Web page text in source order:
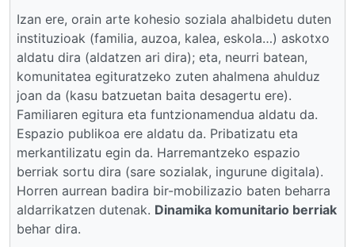
Izan ere, orain arte kohesio soziala ahalbidetu duten
instituzioak (familia, auzoa, kalea, eskola…) askotxo
aldatu dira (aldatzen ari dira); eta, neurri batean,
komunitatea egituratzeko zuten ahalmena ahulduz
joan da (kasu batzuetan baita desagertu ere).
Familiaren egitura eta funtzionamendua aldatu da.
Espazio publikoa ere aldatu da. Pribatizatu eta
merkantilizatu egin da. Harremantzeko espazio
berriak sortu dira (sare sozialak, ingurune digitala).
Horren aurrean badira bir-mobilizazio baten beharra
aldarrikatzen dutenak. Dinamika komunitario berriak
behar dira.